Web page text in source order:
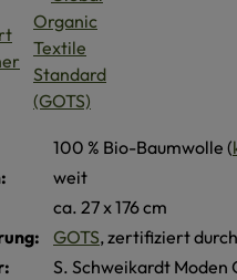
100 % Bio-Baumwolle (
weit
ca. 27 x 176 cm
GOTS, zertifiziert
S. Schweikardt